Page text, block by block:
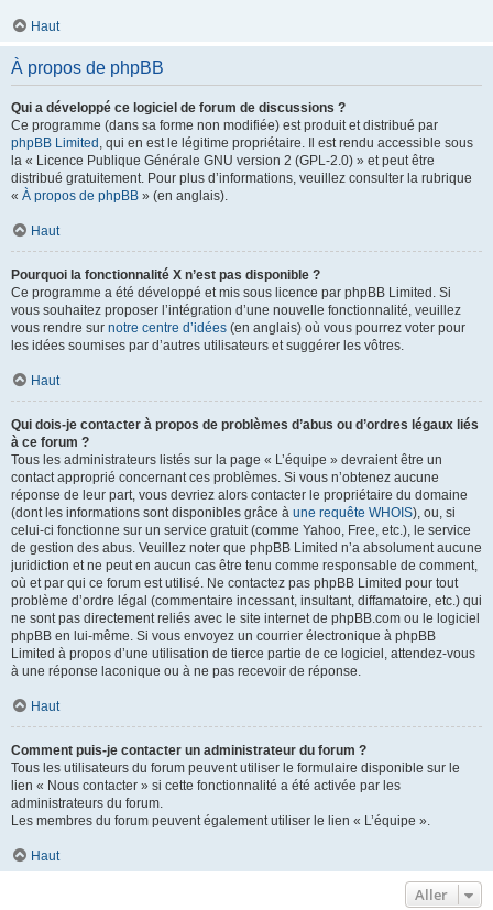
Haut
À propos de phpBB
Qui a développé ce logiciel de forum de discussions ?
Ce programme (dans sa forme non modifiée) est produit et distribué par
phpBB Limited , qui en est le légitime propriétaire. Il est rendu accessible sous
la « Licence Publique Générale GNU version 2 (GPL-2.0) » et peut être
distribué gratuitement. Pour plus d’informations, veuillez consulter la rubrique
« À propos de phpBB » (en anglais).
Haut
Pourquoi la fonctionnalité X n’est pas disponible ?
Ce programme a été développé et mis sous licence par phpBB Limited. Si
vous souhaitez proposer l’intégration d’une nouvelle fonctionnalité, veuillez
vous rendre sur notre centre d’idées (en anglais) où vous pourrez voter pour
les idées soumises par d’autres utilisateurs et suggérer les vôtres.
Haut
Qui dois-je contacter à propos de problèmes d’abus ou d’ordres légaux liés
à ce forum ?
Tous les administrateurs listés sur la page « L’équipe » devraient être un
contact approprié concernant ces problèmes. Si vous n’obtenez aucune
réponse de leur part, vous devriez alors contacter le propriétaire du domaine
(dont les informations sont disponibles grâce à une requête WHOIS), ou, si
celui-ci fonctionne sur un service gratuit (comme Yahoo, Free, etc.), le service
de gestion des abus. Veuillez noter que phpBB Limited n’a absolument aucune
juridiction et ne peut en aucun cas être tenu comme responsable de comment,
où et par qui ce forum est utilisé. Ne contactez pas phpBB Limited pour tout
problème d’ordre légal (commentaire incessant, insultant, diffamatoire, etc.) qui
ne sont pas directement reliés avec le site internet de phpBB.com ou le logiciel
phpBB en lui-même. Si vous envoyez un courrier électronique à phpBB
Limited à propos d’une utilisation de tierce partie de ce logiciel, attendez-vous
à une réponse laconique ou à ne pas recevoir de réponse.
Haut
Comment puis-je contacter un administrateur du forum ?
Tous les utilisateurs du forum peuvent utiliser le formulaire disponible sur le
lien « Nous contacter » si cette fonctionnalité a été activée par les
administrateurs du forum.
Les membres du forum peuvent également utiliser le lien « L’équipe ».
Haut
Aller